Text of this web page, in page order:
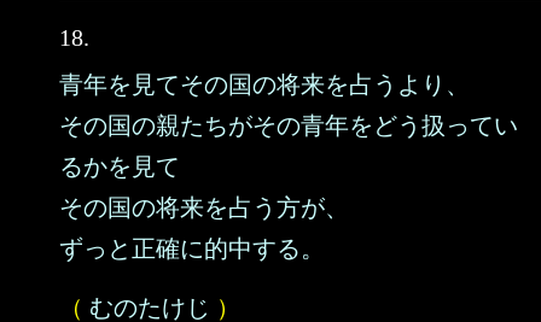
18.
青年を見てその国の将来を占うより、
その国の親たちがその青年をどう扱ってい
るかを見て
その国の将来を占う方が、
ずっと正確に的中する。
（ むのたけじ ）